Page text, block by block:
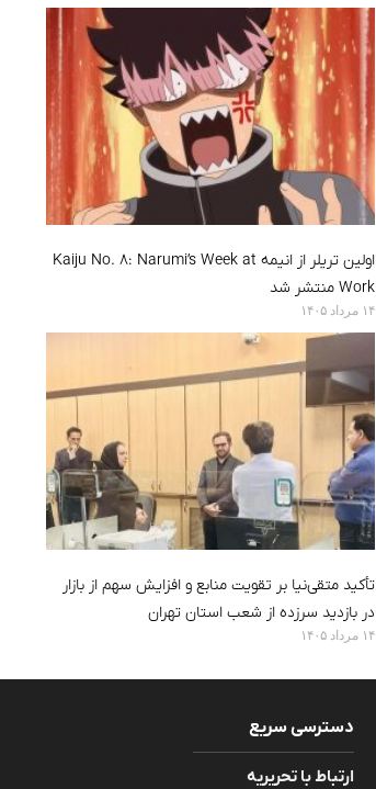
اولین تریلر از انیمه Kaiju No. 8: Narumi’s Week at
Work منتشر شد
۱۴ مرداد ۱۴۰۵
تأکید متقی‌نیا بر تقویت منابع و افزایش سهم از بازار
در بازدید سرزده از شعب استان تهران
۱۴ مرداد ۱۴۰۵
دسترسی سریع
ارتباط با تحریریه